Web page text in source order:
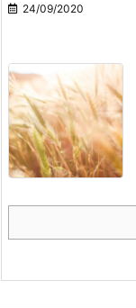
24/09/2020